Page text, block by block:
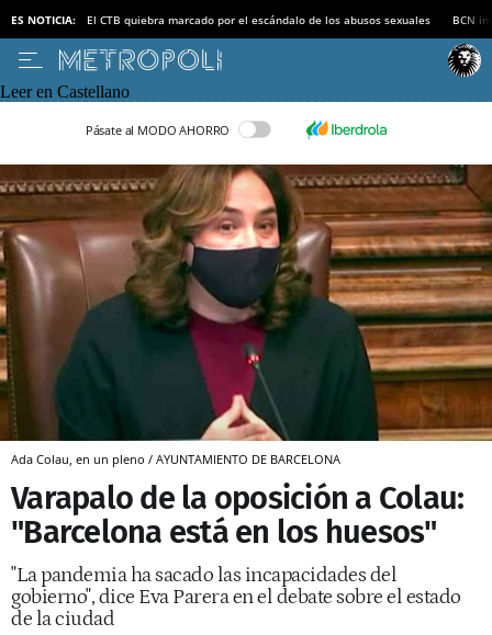
ES NOTICIA: El CTB quiebra marcado por el escándalo de los abusos sexuales BCN
Leer en Castellano
Pásate al MODO AHORRO
Ada Colau, en un pleno / AYUNTAMIENTO DE BARCELONA
Varapalo de la oposición a Colau:
"Barcelona está en los huesos"
"La pandemia ha sacado las incapacidades del
gobierno", dice Eva Parera en el debate sobre el estado
de la ciudad